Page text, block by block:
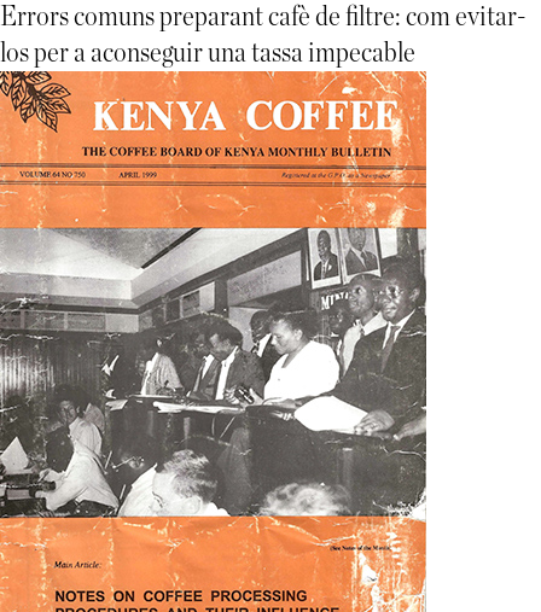
Errors comuns preparant cafè de filtre: com evitar-
los per a aconseguir una tassa impecable